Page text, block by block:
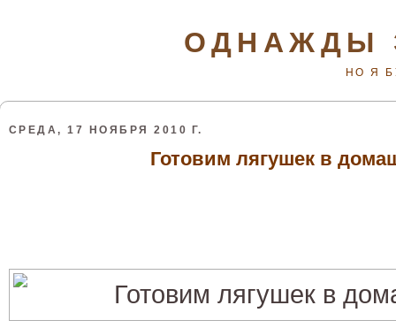
ОДНАЖДЫ
НО Я
СРЕДА, 17 НОЯБРЯ 2010 Г.
Готовим лягушек в